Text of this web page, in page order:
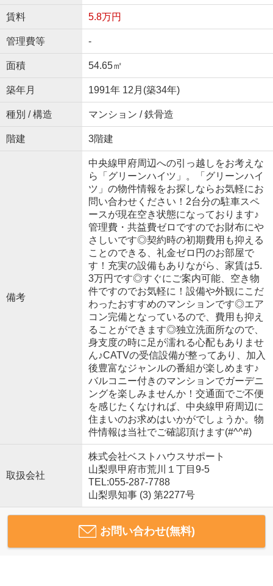
賃料 5.8万円
管理費等 -
面積 54.65㎡
築年月 1991年 12月(築34年)
種別 / 構造 マンション / 鉄骨造
階建 3階建
備考
中央線甲府周辺への引っ越しをお考えな
ら「グリーンハイツ」。「グリーンハイ
ツ」の物件情報をお探しならお気軽にお
問い合わせください！2台分の駐車スペ
ースが現在空き状態になっております♪
管理費・共益費ゼロですのでお財布にや
さしいです◎契約時の初期費用も抑える
ことのできる、礼金ゼロ円のお部屋で
す！充実の設備もありながら、家賃は5.
3万円です◎すぐにご案内可能、空き物
件ですのでお気軽に！設備や外観にこだ
わったおすすめのマンションです◎エア
コン完備となっているので、費用も抑え
ることができます◎独立洗面所なので、
身支度の時に足が濡れる心配もありませ
ん♪CATVの受信設備が整ってあり、加入
後豊富なジャンルの番組が楽しめます♪
バルコニー付きのマンションでガーデニ
ングを楽しみませんか！交通面でご不便
を感じたくなければ、中央線甲府周辺に
住まいのお求めはいかがでしょうか。物
件情報は当社でご確認頂けます(#^^#)
取扱会社
株式会社ベストハウスサポート
山梨県甲府市荒川１丁目9-5
TEL:055-287-7788
山梨県知事 (3) 第2277号
お問い合わせ(無料)